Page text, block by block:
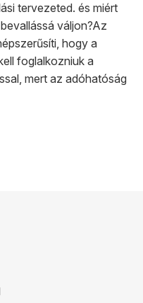
tervezeted. és miért
váljon?Az
hogy a
foglalkozniuk a
mert az adóhatóság